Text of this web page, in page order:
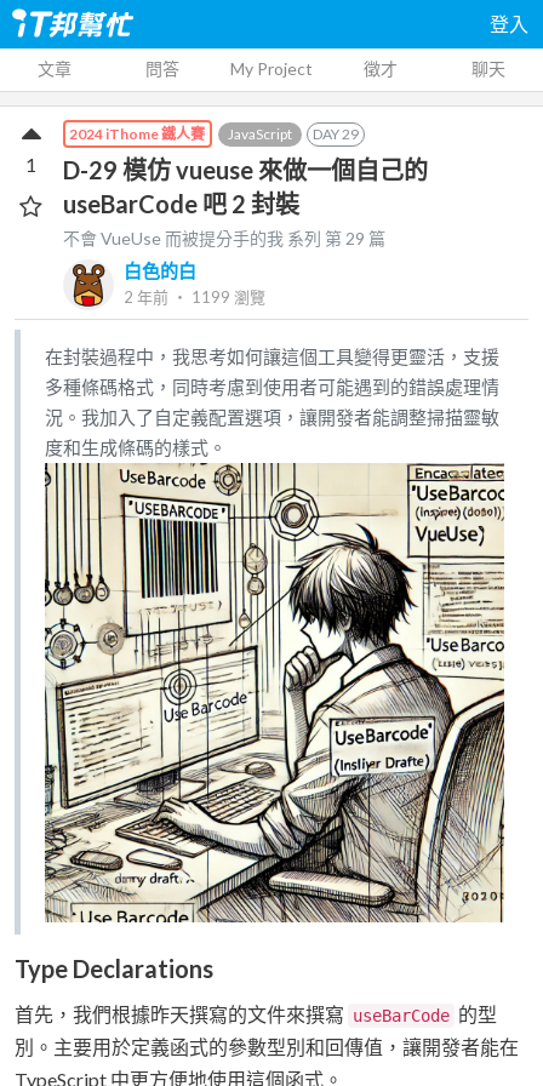
登入
文章 問答 My Project 徵才 聊天
2024 iThome 鐵人賽 JavaScript DAY29
D-29 模仿 vueuse 來做一個自己的
useBarCode 吧 2 封裝
不會 VueUse 而被提分手的我 系列 第29 篇
白色的白
2 年前 ‧ 1199 瀏覽
1
在封裝過程中，我思考如何讓這個工具變得更靈活，支援
多種條碼格式，同時考慮到使用者可能遇到的錯誤處理情
況。我加入了自定義配置選項，讓開發者能調整掃描靈敏
度和生成條碼的樣式。
Type Declarations
首先，我們根據昨天撰寫的文件來撰寫 useBarCode 的型
別。主要用於定義函式的參數型別和回傳值，讓開發者能在
TypeScript 中更方便地使用這個函式。